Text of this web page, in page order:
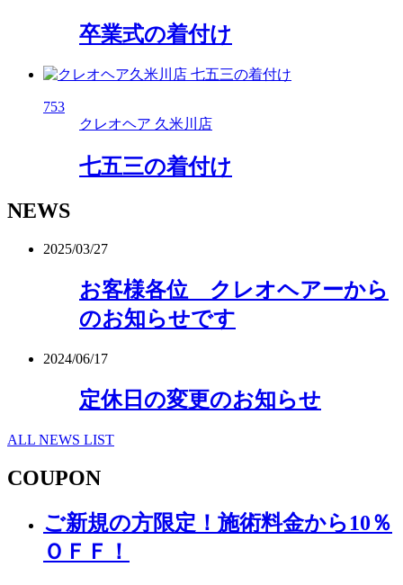
卒業式の着付け
753
クレオヘア 久米川店
七五三の着付け
NEWS
2025/03/27
お客様各位 クレオヘアーから
のお知らせです
2024/06/17
定休日の変更のお知らせ
ALL NEWS LIST
COUPON
ご新規の方限定！施術料金から10％
ＯＦＦ！